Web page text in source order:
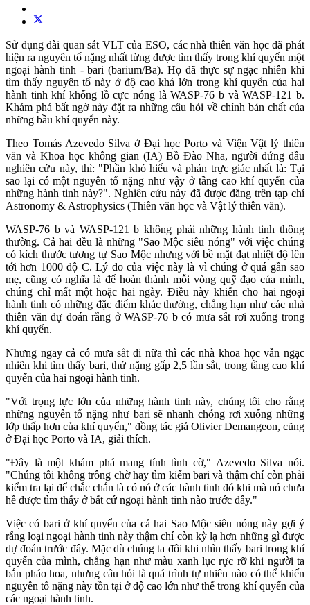
Sử dụng đài quan sát VLT của ESO, các nhà thiên văn học đã phát
hiện ra nguyên tố nặng nhất từng được tìm thấy trong khí quyển một
ngoại hành tinh - bari (barium/Ba). Họ đã thực sự ngạc nhiên khi
tìm thấy nguyên tố này ở độ cao khá lớn trong khí quyển của hai
hành tinh khí khổng lồ cực nóng là WASP-76 b và WASP-121 b.
Khám phá bất ngờ này đặt ra những câu hỏi về chính bản chất của
những bầu khí quyển này.
Theo Tomás Azevedo Silva ở Đại học Porto và Viện Vật lý thiên
văn và Khoa học không gian (IA) Bồ Đào Nha, người đứng đầu
nghiên cứu này, thì: "Phần khó hiểu và phản trực giác nhất là: Tại
sao lại có một nguyên tố nặng như vậy ở tầng cao khí quyển của
những hành tinh này?". Nghiên cứu này đã được đăng trên tạp chí
Astronomy & Astrophysics (Thiên văn học và Vật lý thiên văn).
WASP-76 b và WASP-121 b không phải những hành tinh thông
thường. Cả hai đều là những "Sao Mộc siêu nóng" với việc chúng
có kích thước tương tự Sao Mộc nhưng với bề mặt đạt nhiệt độ lên
tới hơn 1000 độ C. Lý do của việc này là vì chúng ở quá gần sao
mẹ, cũng có nghĩa là để hoàn thành mỗi vòng quỹ đạo của mình,
chúng chỉ mất một hoặc hai ngày. Điều này khiến cho hai ngoại
hành tinh có những đặc điểm khác thường, chẳng hạn như các nhà
thiên văn dự đoán rằng ở WASP-76 b có mưa sắt rơi xuống trong
khí quyển.
Nhưng ngay cả có mưa sắt đi nữa thì các nhà khoa học vẫn ngạc
nhiên khi tìm thấy bari, thứ nặng gấp 2,5 lần sắt, trong tầng cao khí
quyển của hai ngoại hành tinh.
"Với trọng lực lớn của những hành tinh này, chúng tôi cho rằng
những nguyên tố nặng như bari sẽ nhanh chóng rơi xuống những
lớp thấp hơn của khí quyển," đồng tác giả Olivier Demangeon, cũng
ở Đại học Porto và IA, giải thích.
"Đây là một khám phá mang tính tình cờ," Azevedo Silva nói.
"Chúng tôi không trông chờ hay tìm kiếm bari và thậm chí còn phải
kiểm tra lại để chắc chắn là có nó ở các hành tinh đó khi mà nó chưa
hề được tìm thấy ở bất cứ ngoại hành tinh nào trước đây."
Việc có bari ở khí quyển của cả hai Sao Mộc siêu nóng này gợi ý
rằng loại ngoại hành tinh này thậm chí còn kỳ lạ hơn những gì được
dự đoán trước đây. Mặc dù chúng ta đôi khi nhìn thấy bari trong khí
quyển của mình, chẳng hạn như màu xanh lục rực rỡ khi người ta
bắn pháo hoa, nhưng câu hỏi là quá trình tự nhiên nào có thể khiến
nguyên tố nặng này tồn tại ở độ cao lớn như thế trong khí quyển của
các ngoại hành tinh.